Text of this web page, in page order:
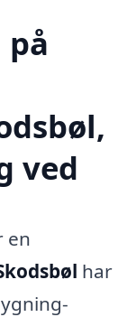
ved
en
har